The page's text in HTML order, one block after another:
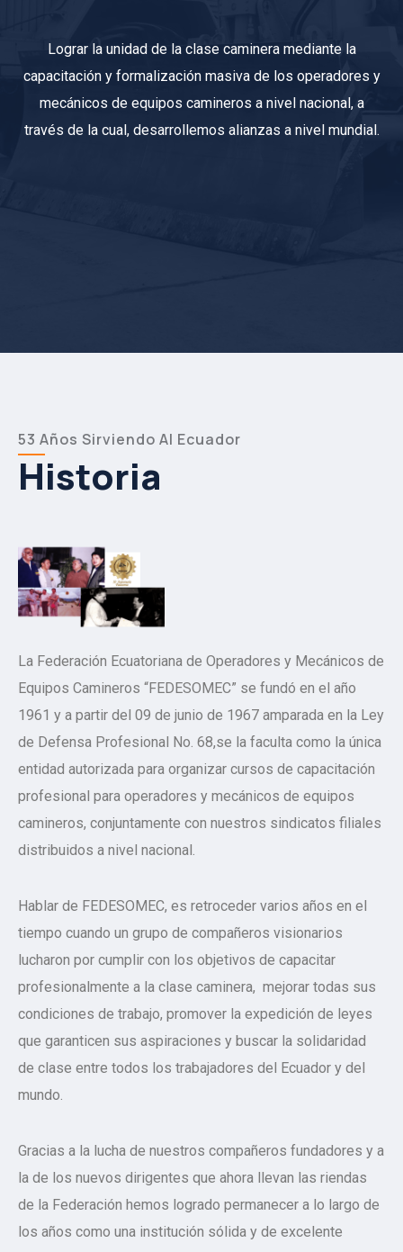
Lograr la unidad de la clase caminera mediante la
capacitación y formalización masiva de los operadores y
mecánicos de equipos camineros a nivel nacional, a
través de la cual, desarrollemos alianzas a nivel mundial.
53 Años Sirviendo Al Ecuador
Historia
La Federación Ecuatoriana de Operadores y Mecánicos de
Equipos Camineros “FEDESOMEC” se fundó en el año
1961 y a partir del 09 de junio de 1967 amparada en la Ley
de Defensa Profesional No. 68,se la faculta como la única
entidad autorizada para organizar cursos de capacitación
profesional para operadores y mecánicos de equipos
camineros, conjuntamente con nuestros sindicatos filiales
distribuidos a nivel nacional.
Hablar de FEDESOMEC, es retroceder varios años en el
tiempo cuando un grupo de compañeros visionarios
lucharon por cumplir con los objetivos de capacitar
profesionalmente a la clase caminera, mejorar todas sus
condiciones de trabajo, promover la expedición de leyes
que garanticen sus aspiraciones y buscar la solidaridad
de clase entre todos los trabajadores del Ecuador y del
mundo.
Gracias a la lucha de nuestros compañeros fundadores y a
la de los nuevos dirigentes que ahora llevan las riendas
de la Federación hemos logrado permanecer a lo largo de
los años como una institución sólida y de excelente